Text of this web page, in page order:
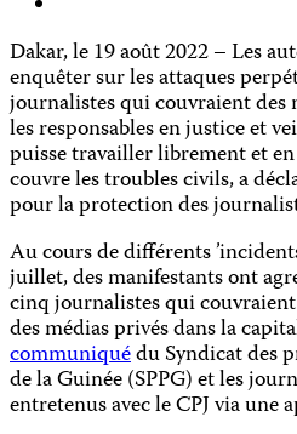
Dakar, le 19 août 2022 – Les
enquêter sur les attaques
journalistes qui couvraient
les responsables en justice et
puisse travailler librement et
couvre les troubles civils, a
pour la protection des
Au cours de différents
juillet, des manifestants ont
cinq journalistes qui
des médias privés dans la
communiquédu Syndicat des
de la Guinée (SPPG) et les
entretenus avec le CPJ via une